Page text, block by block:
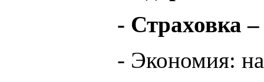
- Страховка –
- Экономия: